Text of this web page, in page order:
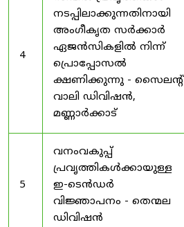
4
നടപ്പിലാക്കുന്നതിനായി
അംഗീകൃത സർക്കാർ
ഏജൻസികളിൽ നിന്ന്
പ്രൊപ്പോസൽ
ക്ഷണിക്കുന്നു - സൈലന്റ്
വാലി ഡിവിഷൻ,
മണ്ണാർക്കാട്
5
വനംവകുപ്പ്
പ്രവൃത്തികൾക്കായുള്ള
ഇ-ടെൻഡർ
വിജ്ഞാപനം - തെന്മല
ഡിവിഷൻ